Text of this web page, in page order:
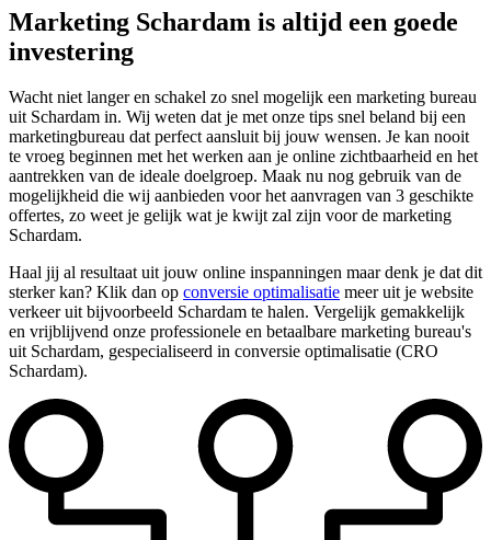
Marketing Schardam is altijd een goede
investering
Wacht niet langer en schakel zo snel mogelijk een marketing bureau
uit Schardam in. Wij weten dat je met onze tips snel beland bij een
marketingbureau dat perfect aansluit bij jouw wensen. Je kan nooit
te vroeg beginnen met het werken aan je online zichtbaarheid en het
aantrekken van de ideale doelgroep. Maak nu nog gebruik van de
mogelijkheid die wij aanbieden voor het aanvragen van 3 geschikte
offertes, zo weet je gelijk wat je kwijt zal zijn voor de marketing
Schardam.
Haal jij al resultaat uit jouw online inspanningen maar denk je dat dit
sterker kan? Klik dan op conversie optimalisatie meer uit je website
verkeer uit bijvoorbeeld Schardam te halen. Vergelijk gemakkelijk
en vrijblijvend onze professionele en betaalbare marketing bureau's
uit Schardam, gespecialiseerd in conversie optimalisatie (CRO
Schardam).